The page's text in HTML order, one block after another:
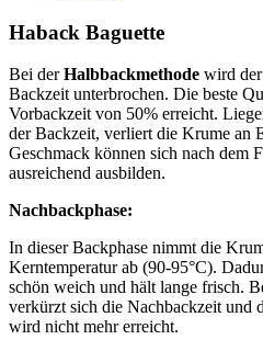
Haback Baguette
Bei derHalbbackmethode wird
Backzeit unterbrochen. Die beste
Vorbackzeit von 50% erreicht.
der Backzeit, verliert die Krume an
Geschmack können sich nach dem
ausreichend ausbilden.
Nachbackphase:
In dieser Backphase nimmt die
Kerntemperatur ab (90-95°C).
schön weich und hält lange frisch.
verkürzt sich die Nachbackzeit und
wird nicht mehr erreicht.